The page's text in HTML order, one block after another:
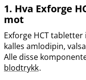
1. Hva Exforge
mot
Exforge HCT
kalles amlodipin,
Alle disse
blodtrykk.